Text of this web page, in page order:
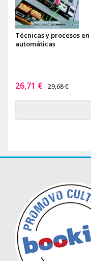
Técnicas y procesos
automáticas
26,71 € 29,68 €